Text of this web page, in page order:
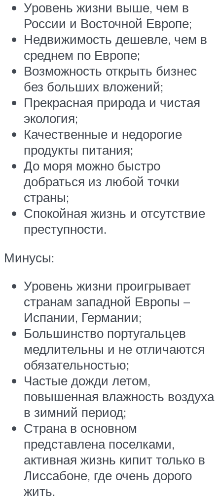
Уровень жизни выше, чем в
России и Восточной Европе;
Недвижимость дешевле, чем в
среднем по Европе;
Возможность открыть бизнес
без больших вложений;
Прекрасная природа и чистая
экология;
Качественные и недорогие
продукты питания;
До моря можно быстро
добраться из любой точки
страны;
Спокойная жизнь и отсутствие
преступности.
Минусы:
Уровень жизни проигрывает
странам западной Европы –
Испании, Германии;
Большинство португальцев
медлительны и не отличаются
обязательностью;
Частые дожди летом,
повышенная влажность воздуха
в зимний период;
Страна в основном
представлена поселками,
активная жизнь кипит только в
Лиссабоне, где очень дорого
жить.